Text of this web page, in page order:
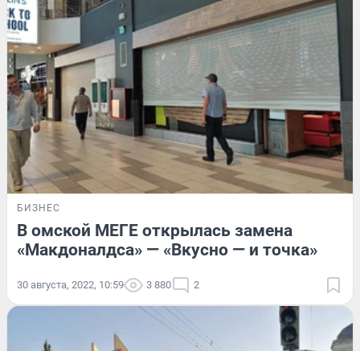
БИЗНЕС
В омской МЕГЕ открылась замена
«Макдоналдса» — «Вкусно — и точка»
30 августа, 2022, 10:59 3 880 2